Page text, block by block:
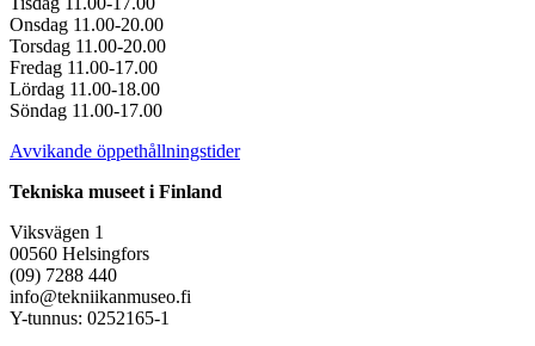
Onsdag 11.00-20.00
Torsdag 11.00-20.00
Fredag 11.00-17.00
Lördag 11.00-18.00
Söndag 11.00-17.00
Avvikande öppethållningstider
Tekniska museet i Finland
Viksvägen 1
00560 Helsingfors
(09) 7288 440
info@tekniikanmuseo.fi
Y-tunnus: 0252165-1